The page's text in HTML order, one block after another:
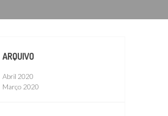
ARQUIVO
Abril 2020
Março 2020